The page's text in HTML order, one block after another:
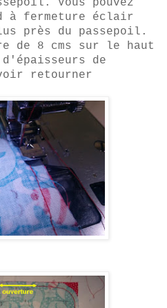
Vous pouvez
à fermeture éclair
près du passepoil.
de 8 cms sur le haut
de
retourner